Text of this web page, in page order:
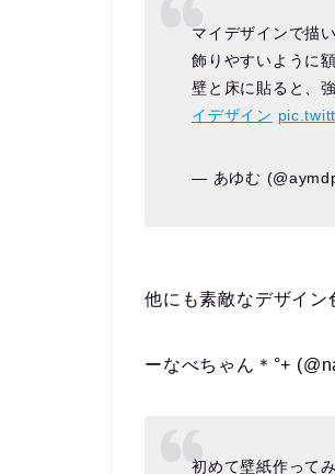
マイデザインで描
飾りやすいように
壁と床に貼ると、
イデザイン
— あゆむ
他にも素敵なデザイン
ーなべちゃん＊°+
初めて壁紙作って